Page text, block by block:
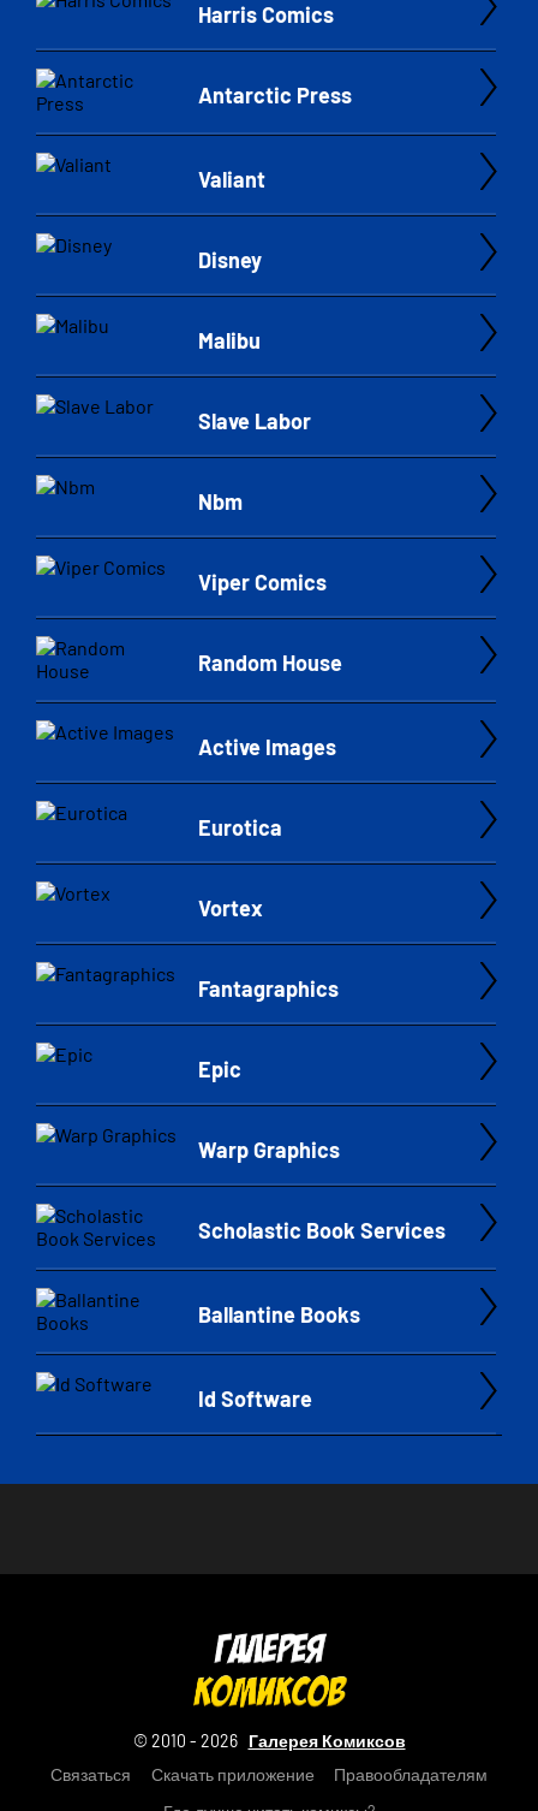
Harris Comics
Antarctic Press
Valiant
Disney
Malibu
Slave Labor
Nbm
Viper Comics
Random House
Active Images
Eurotica
Vortex
Fantagraphics
Epic
Warp Graphics
Scholastic Book Services
Ballantine Books
Id Software
© 2010 - 2026 Галерея Комиксов
Связаться
Скачать приложение
Правообладателям